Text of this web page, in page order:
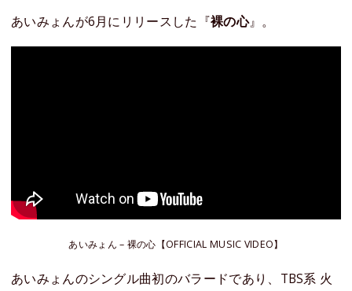
あいみょんが6月にリリースした『裸の心』。
あいみょん – 裸の心【OFFICIAL MUSIC VIDEO】
あいみょんのシングル曲初のバラードであり、TBS系 火